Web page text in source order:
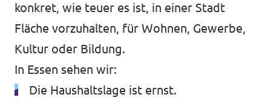
konkret, wie teuer es ist, in einer Stadt
Fläche vorzuhalten, für Wohnen, Gewerbe,
Kultur oder Bildung.
In Essen sehen wir:
Die Haushaltslage ist ernst.